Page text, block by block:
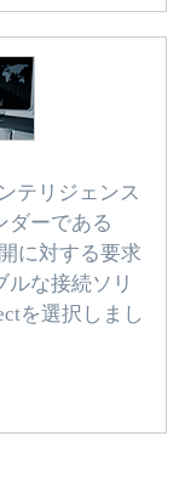
テリジェンス
ダーである
に対する要求
ルな接続ソリ
を選択しまし